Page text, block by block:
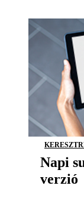
Napi
verzió